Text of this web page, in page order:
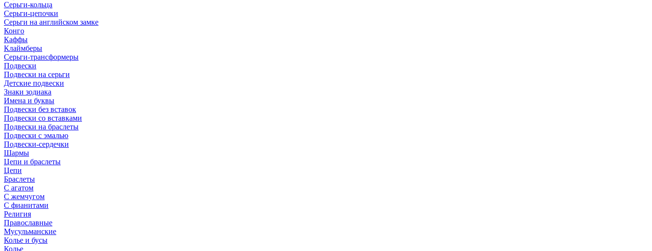
Серьги-кольца
Серьги-цепочки
Серьги на английском замке
Конго
Каффы
Клаймберы
Серьги-трансформеры
Подвески
Подвески на серьги
Детские подвески
Знаки зодиака
Имена и буквы
Подвески без вставок
Подвески со вставками
Подвески на браслеты
Подвески с эмалью
Подвески-сердечки
Шармы
Цепи и браслеты
Цепи
Браслеты
С агатом
С жемчугом
С фианитами
Религия
Православные
Мусульманские
Колье и бусы
Колье